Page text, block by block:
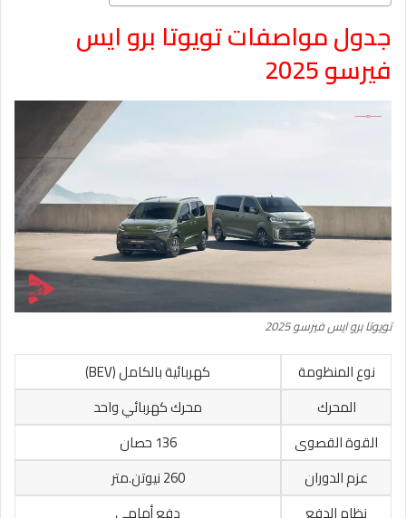
جدول مواصفات تويوتا برو ايس
فيرسو 2025
تويوتا برو ايس فيرسو 2025
نوع المنظومة
كهربائية بالكامل (BEV)
المحرك
محرك كهربائي واحد
القوة القصوى
136 حصان
عزم الدوران
260 نيوتن.متر